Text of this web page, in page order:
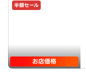
半額セール
お店価格